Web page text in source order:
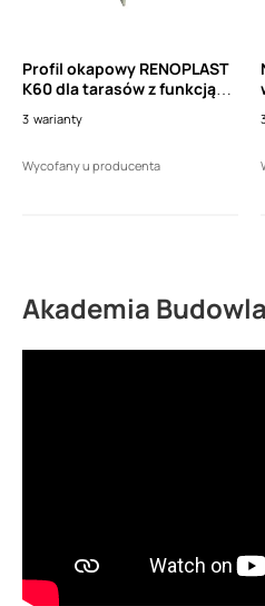
Profil okapowy RENOPLAST
K60 dla tarasów z funkcją
3 warianty
Wycofany u producenta
Akademia